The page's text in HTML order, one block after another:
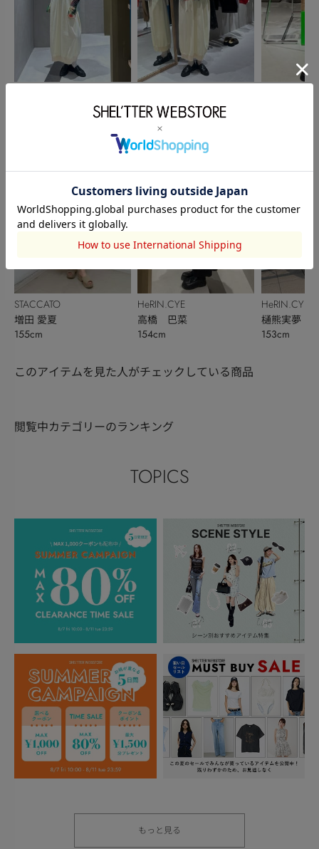
STACCATO
増田 愛夏
155cm
石井亜依
162cm
HeRIN.CYE
高橋 巴菜
154cm
HeRIN.CYE
樋熊実夢
153cm
このアイテムを見た人がチェックしている商品
閲覧中カテゴリーのランキング
TOPICS
もっと見る